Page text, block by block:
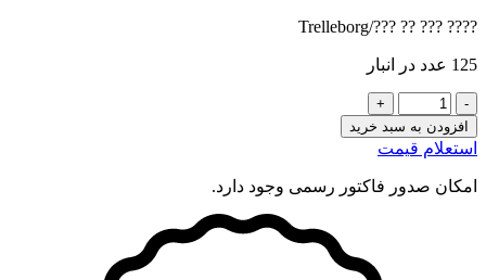
???? ??? ?? ???/Trelleborg
125 عدد در انبار
کاسه
نمد
NBR
60X80X8
Type
AS
افزودن به سبد خرید
استعلام قیمت
امکان صدور فاکتور رسمی وجود دارد.